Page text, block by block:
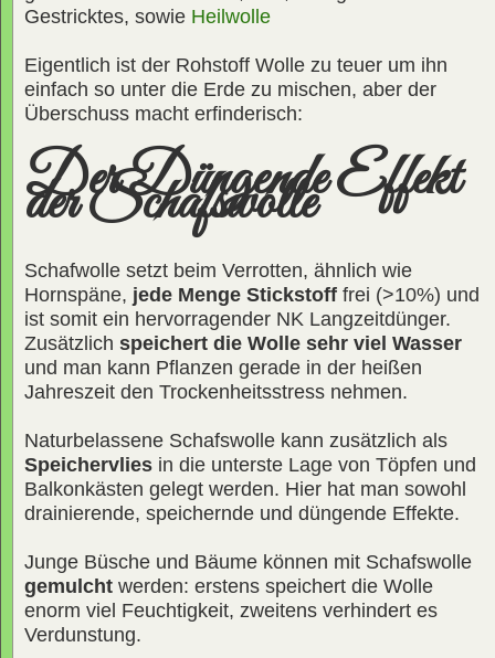
Gestricktes, sowie Heilwolle
Eigentlich ist der Rohstoff Wolle zu teuer um ihn
einfach so unter die Erde zu mischen, aber der
Überschuss macht erfinderisch:
Der Düngende Effekt
der Schafswolle
Schafwolle setzt beim Verrotten, ähnlich wie
Hornspäne, jede Menge Stickstoff frei (>10%) und
ist somit ein hervorragender NK Langzeitdünger.
Zusätzlich speichert die Wolle sehr viel Wasser
und man kann Pflanzen gerade in der heißen
Jahreszeit den Trockenheitsstress nehmen.
Naturbelassene Schafswolle kann zusätzlich als
Speichervlies in die unterste Lage von Töpfen und
Balkonkästen gelegt werden. Hier hat man sowohl
drainierende, speichernde und düngende Effekte.
Junge Büsche und Bäume können mit Schafswolle
gemulcht werden: erstens speichert die Wolle
enorm viel Feuchtigkeit, zweitens verhindert es
Verdunstung.